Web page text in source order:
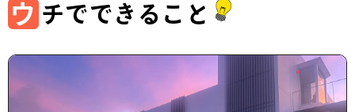
ウ チでできること